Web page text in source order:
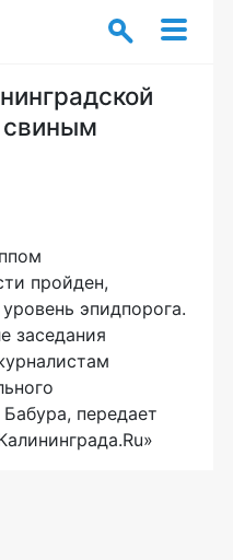
свиным
пройден,
эпидпорога.
заседания
передает